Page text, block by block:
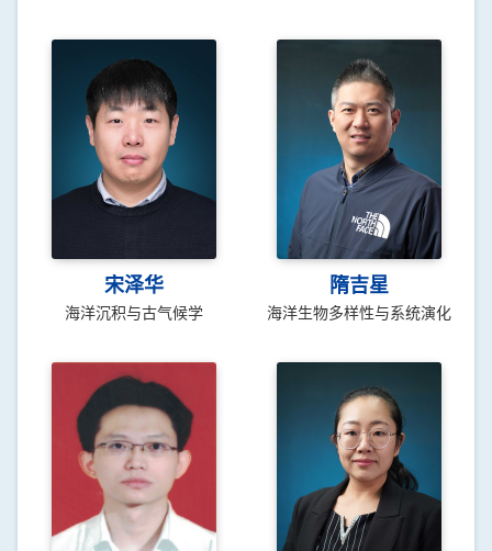
宋泽华
海洋沉积与古气候学
隋吉星
海洋生物多样性与系统演化